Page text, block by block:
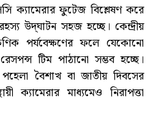
ক্যামেরার ফুটেজ বিশ্লেষণ করে
উদ্‌ঘাটন সহজ হচ্ছে। কেন্দ্রীয়
পর্যবেক্ষণের ফলে যেকোনো
টিম পাঠানো সম্ভব হচ্ছে।
পহেলা বৈশাখ বা জাতীয় দিবসের
মাধ্যমেও নিরাপত্তা